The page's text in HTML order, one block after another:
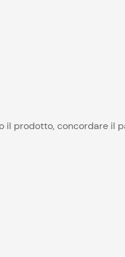
il prodotto, concordare il